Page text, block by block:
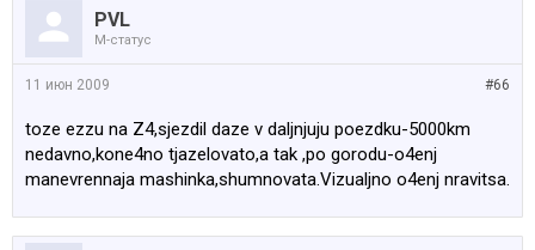
PVL
M-статус
#66
11 июн 2009
toze ezzu na Z4,sjezdil daze v daljnjuju poezdku-5000km
nedavno,kone4no tjazelovato,a tak ,po gorodu-o4enj
manevrennaja mashinka,shumnovata.Vizualjno o4enj nravitsa.